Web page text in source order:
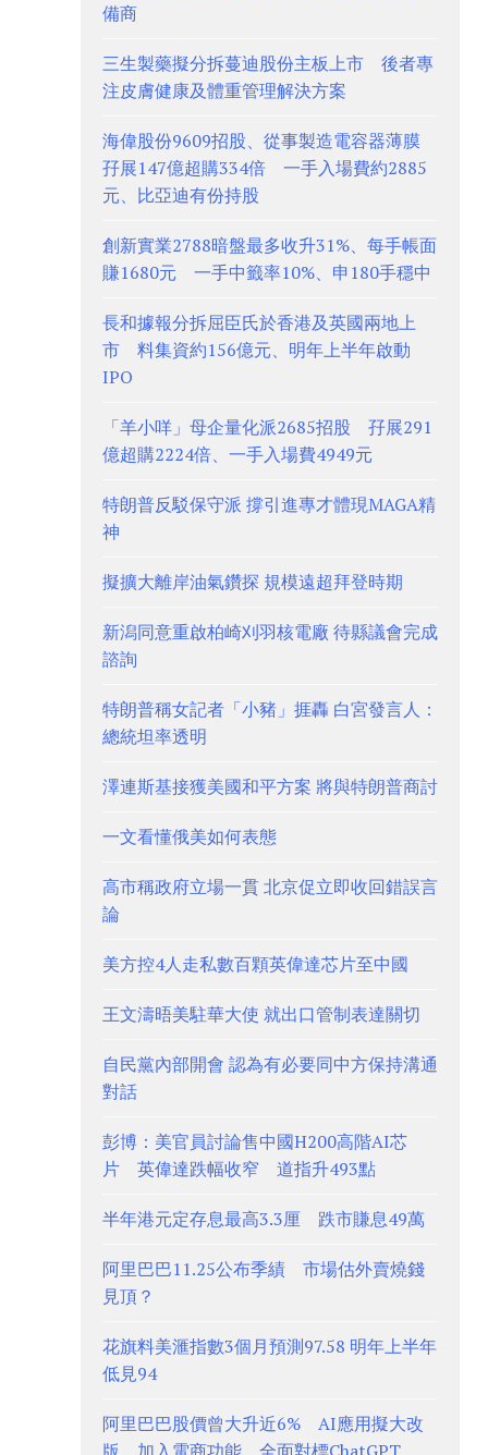
備商
三生製藥擬分拆蔓迪股份主板上市 後者專
注皮膚健康及體重管理解決方案
海偉股份9609招股、從事製造電容器薄膜
孖展147億超購334倍 一手入場費約2885
元、比亞迪有份持股
創新實業2788暗盤最多收升31%、每手帳面
賺1680元 一手中籤率10%、申180手穩中
長和據報分拆屈臣氏於香港及英國兩地上
市 料集資約156億元、明年上半年啟動
IPO
「羊小咩」母企量化派2685招股 孖展291
億超購2224倍、一手入場費4949元
特朗普反駁保守派 撐引進專才體現MAGA精
神
擬擴大離岸油氣鑽探 規模遠超拜登時期
新潟同意重啟柏崎刈羽核電廠 待縣議會完成
諮詢
特朗普稱女記者「小豬」捱轟 白宮發言人：
總統坦率透明
澤連斯基接獲美國和平方案 將與特朗普商討
一文看懂俄美如何表態
高市稱政府立場一貫 北京促立即收回錯誤言
論
美方控4人走私數百顆英偉達芯片至中國
王文濤晤美駐華大使 就出口管制表達關切
自民黨內部開會 認為有必要同中方保持溝通
對話
彭博：美官員討論售中國H200高階AI芯
片 英偉達跌幅收窄 道指升493點
半年港元定存息最高3.3厘 跌市賺息49萬
阿里巴巴11.25公布季績 市場估外賣燒錢
見頂？
花旗料美滙指數3個月預測97.58 明年上半年
低見94
阿里巴巴股價曾大升近6% AI應用擬大改